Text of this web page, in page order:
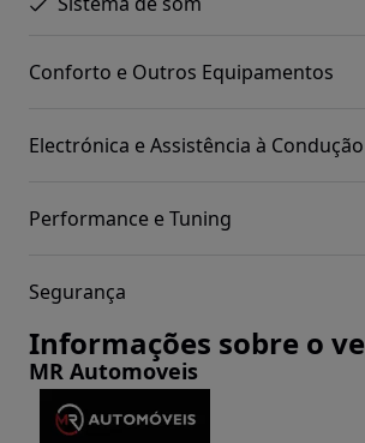
Conforto e Outros Equipamentos
Electrónica e Assistência à Condução
Performance e Tuning
Segurança
Informações sobre o
MR Automoveis